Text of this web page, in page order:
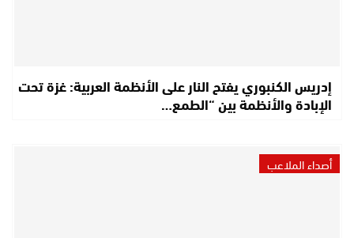
إدريس الكنبوري يفتح النار على الأنظمة العربية: غزة تحت
الإبادة والأنظمة بين “الطمع…
أصداء الملاعب